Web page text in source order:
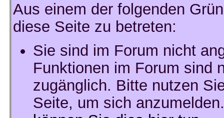
Aus einem der folgenden
diese Seite zu betreten:
Sie sind im Forum nicht
Funktionen im Forum sind
zugänglich. Bitte nutzen
Seite, um sich